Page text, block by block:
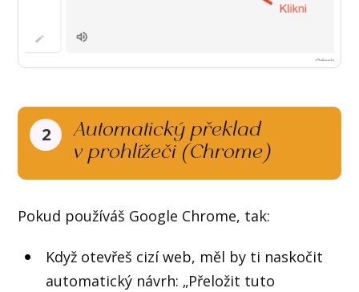
2
Automatický překlad
v prohlížeči (Chrome)
Pokud používáš Google Chrome, tak:
Když otevřeš cizí web, měl by ti naskočit
automatický návrh: „Přeložit tuto